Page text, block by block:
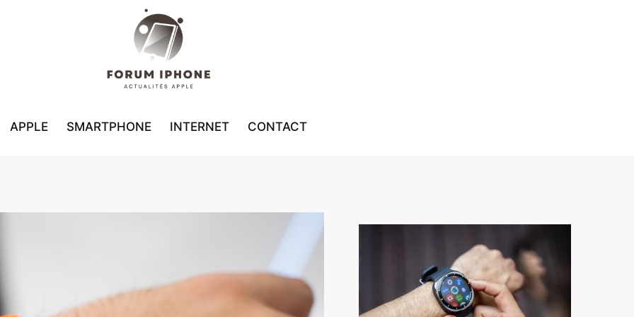
APPLE SMARTPHONE INTERNET CONTACT